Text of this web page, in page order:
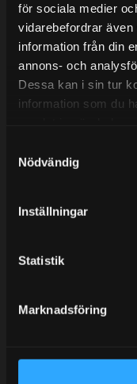
för sociala medier
vidarebefordrar
information från din
annons- och
Dessa kan i sin tur
information som du
Nödvändig
Inställningar
Statistik
Marknadsföring
BLOGG
KUNSKAPSCENTER